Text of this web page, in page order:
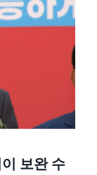
보완 수